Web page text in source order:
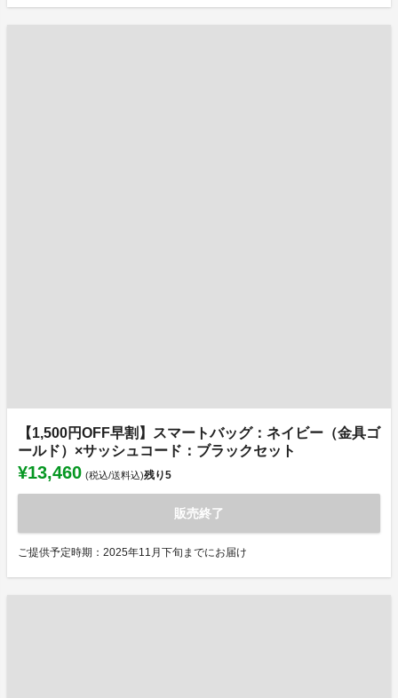
【1,500円OFF早割】スマートバッグ：ネイビー（金具ゴ
ールド）×サッシュコード：ブラックセット
¥13,460 (税込/送料込)残り5
販売終了
ご提供予定時期：2025年11月下旬までにお届け